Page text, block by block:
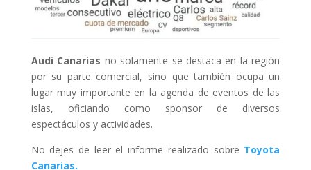
Audi Canarias no solamente se destaca en la región
por su parte comercial, sino que también ocupa un
lugar muy importante en la agenda de eventos de las
islas, oficiando como sponsor de diversos
espectáculos y actividades.
No dejes de leer el informe realizado sobre Toyota
Canarias.